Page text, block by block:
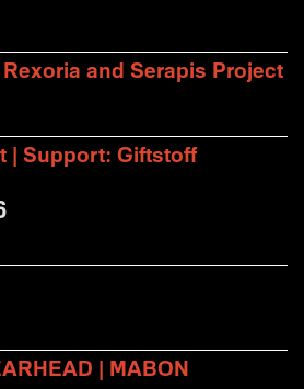
and Serapis Project
| Support: Giftstoff
| MABON